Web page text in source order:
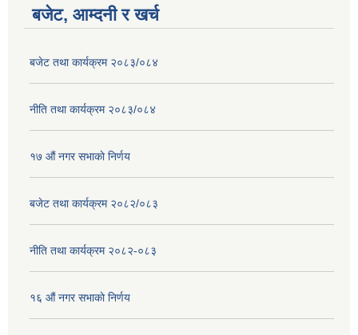
बजेट, आम्दनी र खर्च
बजेट तथा कार्यक्रम २०८३/०८४
नीति तथा कार्यक्रम २०८३/०८४
१७ ‌‍औं नगर सभाकाे निर्णय
बजेट तथा कार्यक्रम २०८२/०८३
नीति तथा कार्यक्रम २०८२-०८३
१६ ‌औं नगर सभाकाे निर्णय